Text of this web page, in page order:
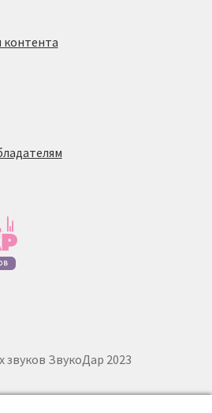
контента
звуков ЗвукоДар 2023